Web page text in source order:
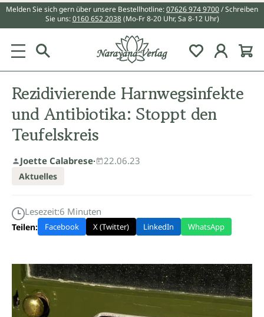
springen
Melden Sie sich gern über unsere Bestellhotline:07626 974 9700/ Schreiben
Sie uns:0160 652 2038 (Mo-Fr 8-20 Uhr, Sa 8-12 Uhr)
Du hast 0
Rezidivierende Harnwegsinfekte
und Antibiotika: Stoppt den
Teufelskreis
Joette Calabrese· 22.06.23
Aktuelles
Lesezeit:6 Minuten
Teilen: Facebook X (Twitter) LinkedIn WhatsApp